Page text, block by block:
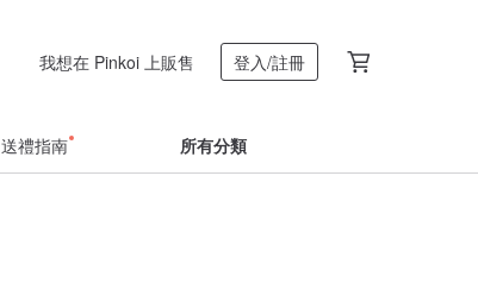
我想在 Pinkoi 上販售 登入/註冊
送禮指南 所有分類